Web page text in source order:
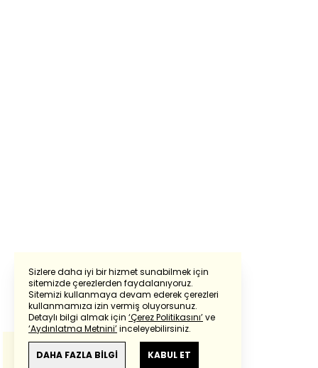
Sizlere daha iyi bir hizmet sunabilmek için
sitemizde çerezlerden faydalanıyoruz.
Sitemizi kullanmaya devam ederek çerezleri
kullanmamıza izin vermiş oluyorsunuz.
Detaylı bilgi almak için ‘Çerez Politikasını’ve
‘Aydınlatma Metnini’inceleyebilirsiniz.
DAHA FAZLA BİLGİ KABUL ET
Powered by Translate
Bu çevirideGoogle Transletekullanılmıştır.
Anlam ve çeviri hatalarından
haberturk.com